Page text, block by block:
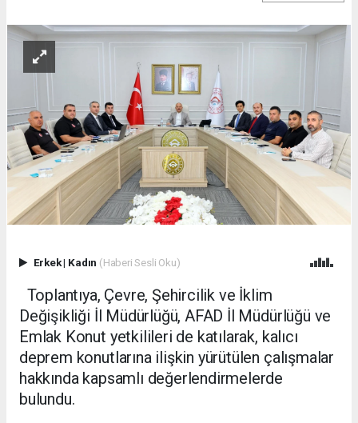
Erkek| Kadın (Haberi Sesli Oku)
Toplantıya, Çevre, Şehircilik ve İklim
Değişikliği İl Müdürlüğü, AFAD İl Müdürlüğü ve
Emlak Konut yetkilileri de katılarak, kalıcı
deprem konutlarına ilişkin yürütülen çalışmalar
hakkında kapsamlı değerlendirmelerde
bulundu.